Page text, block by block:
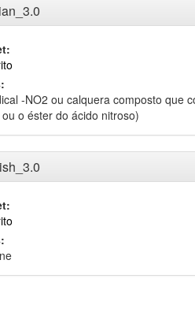
-NO2 ou calquera composto que
o éster do ácido nitroso)